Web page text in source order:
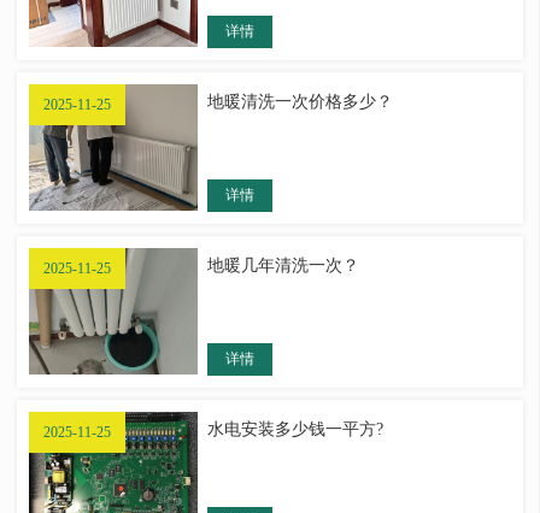
详情
2025-11-25 地暖清洗一次价格多少？
详情
2025-11-25 地暖几年清洗一次？
详情
2025-11-25 水电安装多少钱一平方?